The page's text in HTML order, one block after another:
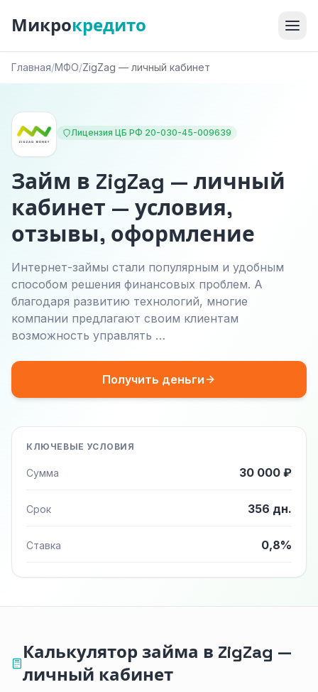
Микрокредито
Главная/МФО/ZigZag — личный кабинет
Лицензия ЦБ РФ 20-030-45-009639
Займ в ZigZag — личный
кабинет — условия,
отзывы, оформление
Интернет-займы стали популярным и удобным
способом решения финансовых проблем. А
благодаря развитию технологий, многие
компании предлагают своим клиентам
возможность управлять …
Получить деньги
КЛЮЧЕВЫЕ УСЛОВИЯ
Сумма 30 000 ₽
Срок 356 дн.
Ставка 0,8%
Калькулятор займа в ZigZag —
личный кабинет